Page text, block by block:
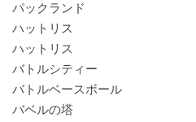
パックランド
ハットリス
ハットリス
バトルシティー
バトルベースボール
バベルの塔